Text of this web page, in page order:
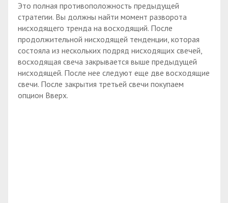
Это полная противоположность предыдущей
стратегии. Вы должны найти момент разворота
нисходящего тренда на восходящий. После
продолжительной нисходящей тенденции, которая
состояла из нескольких подряд нисходящих свечей,
восходящая свеча закрывается выше предыдущей
нисходящей. После нее следуют еще две восходящие
свечи. После закрытия третьей свечи покупаем
опцион Вверх.